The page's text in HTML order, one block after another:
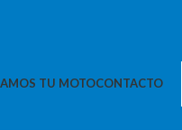
TU MOTOCONTACTO